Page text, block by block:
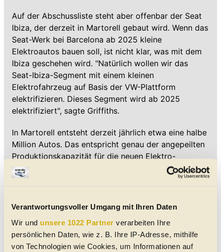
Verantwortungsvoller Umgang mit Ihren Daten
Wir und unsere 1022 Partner verarbeiten Ihre
persönlichen Daten, wie z. B. Ihre IP-Adresse, mithilfe
von Technologien wie Cookies, um Informationen auf
Auf der Abschussliste steht aber offenbar der Seat
Ibiza, der derzeit in Martorell gebaut wird. Wenn das
Seat-Werk bei Barcelona ab 2025 kleine
Elektroautos bauen soll, ist nicht klar, was mit dem
Ibiza geschehen wird. "Natürlich wollen wir das
Seat-Ibiza-Segment mit einem kleinen
Elektrofahrzeug auf Basis der VW-Plattform
elektrifizieren. Dieses Segment wird ab 2025
elektrifiziert", sagte Griffiths.
In Martorell entsteht derzeit jährlich etwa eine halbe
Million Autos. Das entspricht genau der angepeilten
Produktionskapazität für die neuen Elektro-
Kleinwagen des Konzerns. Neben dem Ibiza werden
dort allerdings
auch der Leon, der Arona und der
nach 2025 eine neue Produktionsheimat, falls der
ist dem Bericht in Automotive News Europe
allerdings nichts zu entnehmen.